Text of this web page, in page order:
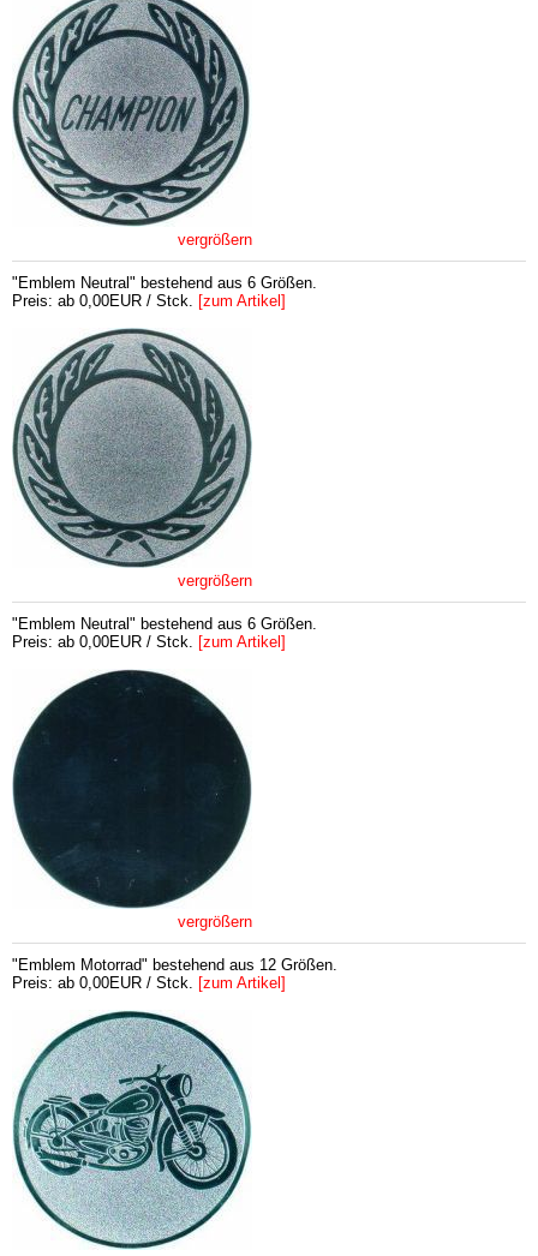
vergrößern
"Emblem Neutral" bestehend aus 6 Größen.
Preis: ab 0,00EUR / Stck. [zum Artikel]
vergrößern
"Emblem Neutral" bestehend aus 6 Größen.
Preis: ab 0,00EUR / Stck. [zum Artikel]
vergrößern
"Emblem Motorrad" bestehend aus 12 Größen.
Preis: ab 0,00EUR / Stck. [zum Artikel]